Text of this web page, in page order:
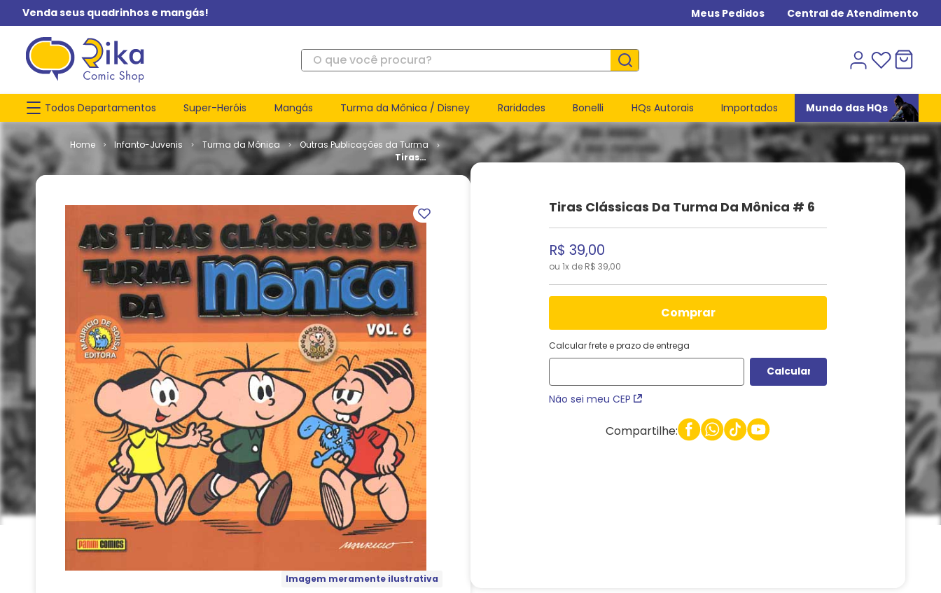
Venda seus quadrinhos e mangás! Meus Pedidos Central de Atendimento
O que você procura?
Todos Departamentos Super-Heróis Mangás Turma da Mônica / Disney Raridades Bonelli HQs Autorais Importados Mundo das HQs
Infanto-Juvenis Turma da Mônica
Outras Publicações da Turma
Tiras
Clássicas
# 6
Imagem meramente ilustrativa
Tiras Clássicas Da Turma Da Mônica # 6
R$ 39,00
ou 1x de R$ 39,00
comprar
Calcular frete e prazo de entrega
Não sei meu CEP
Compartilhe: